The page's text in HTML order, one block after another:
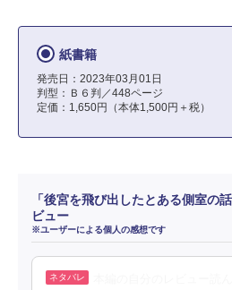
紙書籍
発売日：2023年03月01日
判型：Ｂ６判／448ページ
定価：1,650円（本体1,500円＋税）
「後宮を飛び出したとある側室の
ビュー
※ユーザーによる個人の感想です